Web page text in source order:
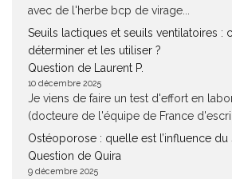
avec de l'herbe bcp de virage...
Seuils lactiques et seuils ventilatoires :
déterminer et les utiliser ?
Question de Laurent P.
10 décembre 2025
Je viens de faire un test d'effort en
(docteure de l'équipe de France
Ostéoporose : quelle est l’influence du
Question de Quira
9 décembre 2025